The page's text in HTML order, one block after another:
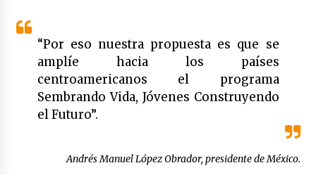
“Por eso nuestra propuesta es que se
amplíe hacia los países
centroamericanos el programa
Sembrando Vida, Jóvenes Construyendo
el Futuro”.
Andrés Manuel López Obrador, presidente de México.